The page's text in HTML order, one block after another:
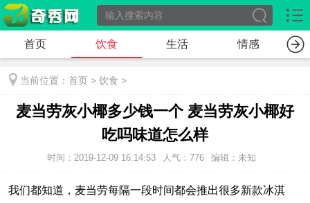
首页 饮食 生活 情感
当前位置： 首页 > 饮食 >
麦当劳灰小椰多少钱一个 麦当劳灰小椰好
吃吗味道怎么样
时间：2019-12-09 16:14:53 人气：776 编辑：未知
我们都知道，麦当劳每隔一段时间都会推出很多新款冰淇